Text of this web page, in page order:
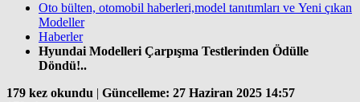
Oto bülten, otomobil haberleri,model tanıtımları ve Yeni çıkan
Modeller
Haberler
Hyundai Modelleri Çarpışma Testlerinden Ödülle
Döndü!..
179 kez okundu | Güncelleme: 27 Haziran 2025 14:57